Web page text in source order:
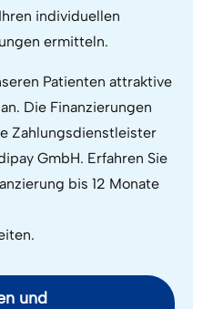
individuellen
ermitteln.
Patienten attraktive
Die Finanzierungen
Zahlungsdienstleister
GmbH. Erfahren Sie
bis 12 Monate
und